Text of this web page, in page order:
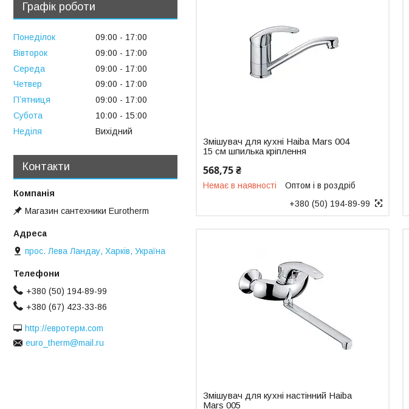
Змішувач для кухні Haiba Mars 004
15 см шпилька кріплення
568,75 ₴
Немає в наявності
Оптом і в роздріб
+380 (50) 194-89-99
Змішувач для кухні настінний Haiba
Mars 005
Графік роботи
Понеділок 09:00
17:00
Вівторок
09:00
17:00
Середа
09:00
17:00
Четвер
09:00
17:00
Пʼятниця
09:00
17:00
Субота
10:00
15:00
Неділя
Вихідний
Контакти
Магазин сантехники Eurotherm
прос. Лева Ландау, Харків, Україна
+380 (50) 194-89-99
+380 (67) 423-33-86
http://евротерм.com
euro_therm@mail.ru